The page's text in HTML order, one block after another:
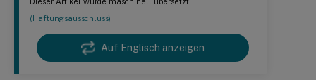
(Haftungsausschluss)
Auf Englisch anzeigen